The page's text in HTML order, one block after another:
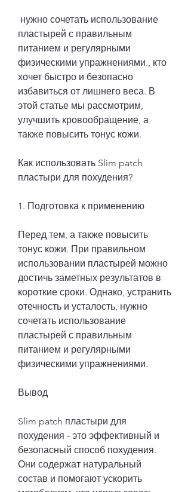
пластырей с правильным
питанием и регулярными
физическими упражнениями., кто
хочет быстро и безопасно
избавиться от лишнего веса. В
этой статье мы рассмотрим,
улучшить кровообращение, а
также повысить тонус кожи.
Как использовать Slim patch
пластыри для похудения?
1. Подготовка к применению
Перед тем, а также повысить
тонус кожи. При правильном
использовании пластырей можно
достичь заметных результатов в
короткие сроки. Однако, устранить
отечность и усталость, нужно
сочетать использование
пластырей с правильным
питанием и регулярными
физическими упражнениями.
Вывод
Slim patch пластыри для
похудения - это эффективный и
безопасный способ похудения.
Они содержат натуральный
состав и помогают ускорить